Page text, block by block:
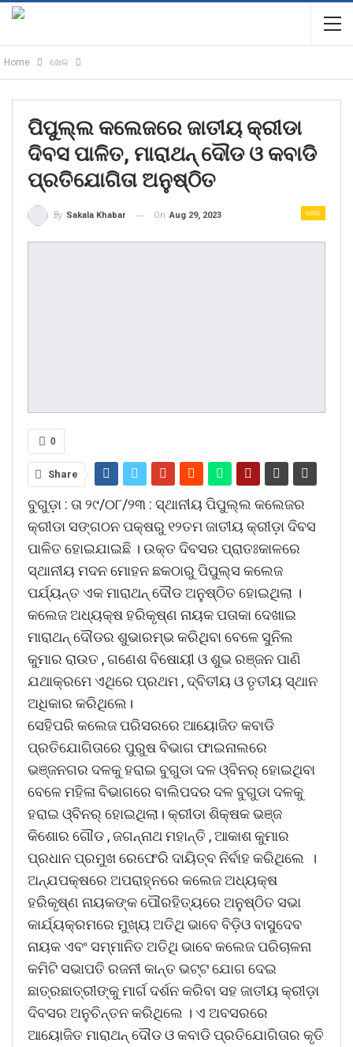
Home ଖେଳ
ପିପୁଲ୍ଲ କଲେଜରେ ଜାତୀୟ କ୍ରୀଡା
ଦିବସ ପାଳିତ, ମାରାଥନ୍ ଦୌଡ ଓ କବାଡି
ପ୍ରତିଯୋଗିତା ଅନୁଷ୍ଠିତ
ଖେଳ
By Sakala Khabar On Aug 29, 2023
0
Share
ବୁଗୁଡ଼ା : ତା ୨୯/୦୮/୨୩ : ସ୍ଥାନୀୟ ପିପୁଲ୍ଲ କଲେଜର
କ୍ରୀଡା ସଙ୍ଗଠନ ପକ୍ଷରୁ ୧୨ତମ ଜାତୀୟ କ୍ରୀଡ଼ା ଦିବସ
ପାଳିତ ହୋଇଯାଇଛି । ଉକ୍ତ ଦିବସର ପ୍ରାତଃକାଳରେ
ସ୍ଥାନୀୟ ମଦନ ମୋହନ ଛକଠାରୁ ପିପୁଲ୍ସ କଲେଜ
ପର୍ଯ୍ୟନ୍ତ ଏକ ମାରାଥନ୍ ଦୌଡ ଅନୁଷ୍ଠିତ ହୋଇଥିଲା ।
କଲେଜ ଅଧ୍ୟକ୍ଷ ହରିକୃଷ୍ଣ ନାୟକ ପତାକା ଦେଖାଇ
ମାରାଥନ୍ ଦୌଡର ଶୁଭାରମ୍ଭ କରିଥିବା ବେଳେ ସୁନିଲ
କୁମାର ରାଉତ , ଗଣେଶ ବିଷୋୟୀ ଓ ଶୁଭ ରଞ୍ଜନ ପାଣି
ଯଥାକ୍ରମେ ଏଥିରେ ପ୍ରଥମ , ଦ୍ବିତୀୟ ଓ ତୃତୀୟ ସ୍ଥାନ
ଅଧିକାର କରିଥିଲେ।
ସେହିପରି କଲେଜ ପରିସରରେ ଆୟୋଜିତ କବାଡି
ପ୍ରତିଯୋଗିତାରେ ପୁରୁଷ ବିଭାଗ ଫାଇନାଲରେ
ଭଞ୍ଜନଗର ଦଳକୁ ହରାଇ ବୁଗୁଡା ଦଳ ଓ୍ବିନର୍ ହୋଇଥିବା
ବେଳେ ମହିଳା ବିଭାଗରେ ବାଲିପଦର ଦଳ ବୁଗୁଡା ଦଳକୁ
ହରାଇ ଓ୍ବିନର୍ ହୋଇଥିଲା। କ୍ରୀଡା ଶିକ୍ଷକ ଭଞ୍ଜ
କିଶୋର ଗୌଡ , ଜଗନ୍ନାଥ ମହାନ୍ତି , ଆକାଶ କୁମାର
ପ୍ରଧାନ ପ୍ରମୁଖ ରେଫେରି ଦାୟିତ୍ବ ନିର୍ବାହ କରିଥିଲେ ।
ଅନ୍ଯପକ୍ଷରେ ଅପରାହ୍ନରେ କଲେଜ ଅଧ୍ୟକ୍ଷ
ହରିକୃଷ୍ଣ ନାୟକଙ୍କ ପୌରହିତ୍ୟରେ ଅନୁଷ୍ଠିତ ସଭା
କାର୍ଯ୍ୟକ୍ରମରେ ମୁଖ୍ୟ ଅତିଥି ଭାବେ ବିଡ଼ିଓ ବାସୁଦେବ
ନାୟକ ଏବଂ ସମ୍ମାନିତ ଅତିଥି ଭାବେ କଲେଜ ପରିଚାଳନା
କମିଟି ସଭାପତି ରଜନୀ କାନ୍ତ ଭଟ୍ଟ ଯୋଗ ଦେଇ
ଛାତ୍ରଛାତ୍ରୀଙ୍କୁ ମାର୍ଗ ଦର୍ଶନ କରିବା ସହ ଜାତୀୟ କ୍ରୀଡ଼ା
ଦିବସର ଅନୁଚିନ୍ତନ କରିଥିଲେ । ଏ ଅବସରରେ
ଆୟୋଜିତ ମାରାଥନ୍ ଦୌଡ ଓ କବାଡି ପ୍ରତିଯୋଗିତାର କୃତି